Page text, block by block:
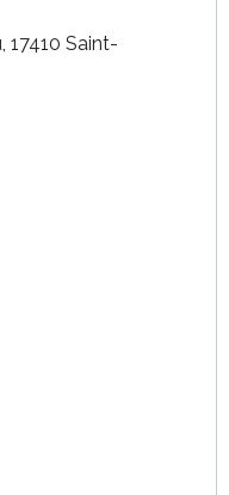
17410 Saint-